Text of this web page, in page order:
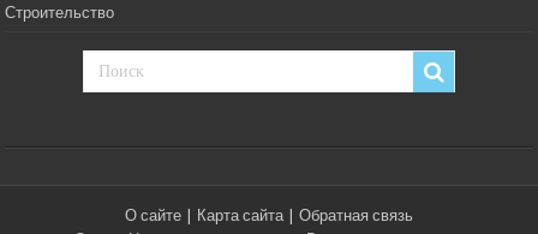
Строительство
О сайте Карта сайта
Обратная связь